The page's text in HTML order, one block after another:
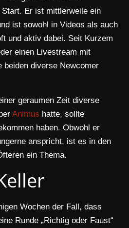
Start. Er ist mittlerweile ein
ist sowohl in Videos als auch
und aktiv dabei. Seit Kurzem
einen Livestream mit
beiden diverse Newcomer
geraumen Zeit diverse
Animus hatte, sollte
haben. Obwohl er
anspricht, ist es in den
ein Thema.
Wochen der Fall, dass
Runde „Richtig oder Faust“